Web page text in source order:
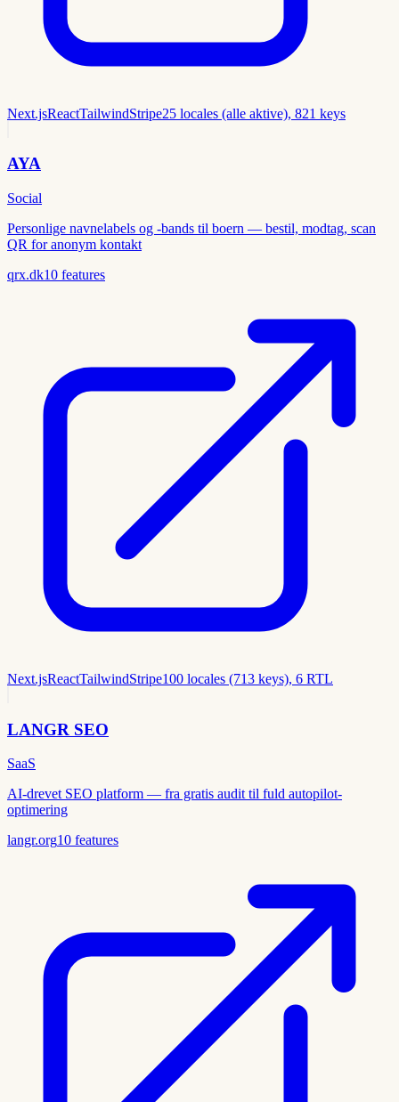
Next.jsReactTailwindStripe25 locales (alle aktive), 821 keys
AYA
Social
Personlige navnelabels og -bands til boern — bestil, modtag, scan
QR for anonym kontakt
qrx.dk10 features
Next.jsReactTailwindStripe100 locales (713 keys), 6 RTL
LANGR SEO
SaaS
AI-drevet SEO platform — fra gratis audit til fuld autopilot-
optimering
langr.org10 features